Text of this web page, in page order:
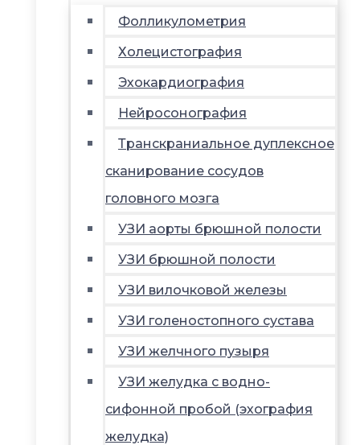
Фолликулометрия
Холецистография
Эхокардиография
Нейросонография
Транскраниальное дуплексное
сканирование сосудов
головного мозга
УЗИ аорты брюшной полости
УЗИ брюшной полости
УЗИ вилочковой железы
УЗИ голеностопного сустава
УЗИ желчного пузыря
УЗИ желудка с водно-
сифонной пробой (эхография
желудка)